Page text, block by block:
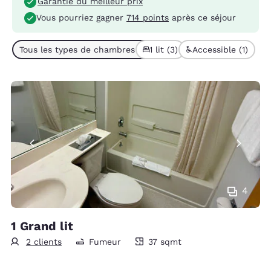
Vous pourriez gagner 714 points après ce séjour
Tous les types de chambres (3)1 lit (3) Accessible (1)
4
1 Grand lit
2 clients
37 mètres carrés
Fumeur 37 sqmt